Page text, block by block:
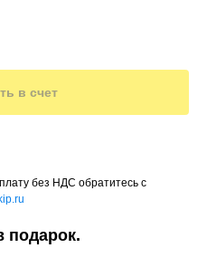
в счет
без НДС обратитесь с
подарок.